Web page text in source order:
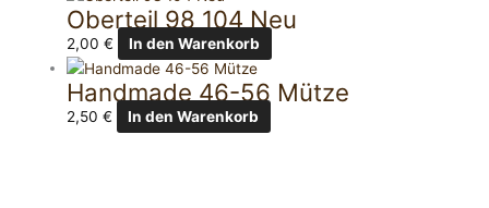
Oberteil 98 104 Neu
2,00€ In den Warenkorb
Handmade 46-56 Mütze
2,50€ In den Warenkorb